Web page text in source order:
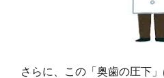
さらに、この「奥歯の圧下